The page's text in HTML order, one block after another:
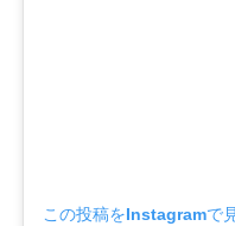
この投稿をInstagramで